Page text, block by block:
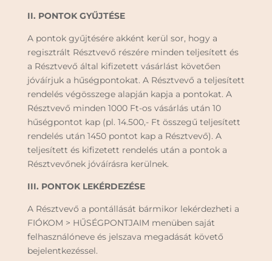
II. PONTOK GYŰJTÉSE
A pontok gyűjtésére akként kerül sor, hogy a
regisztrált Résztvevő részére minden teljesített és
a Résztvevő által kifizetett vásárlást követően
jóváírjuk a hűségpontokat. A Résztvevő a teljesített
rendelés végösszege alapján kapja a pontokat. A
Résztvevő minden 1000 Ft-os vásárlás után 10
hűségpontot kap (pl. 14.500,- Ft összegű teljesített
rendelés után 1450 pontot kap a Résztvevő). A
teljesített és kifizetett rendelés után a pontok a
Résztvevőnek jóváírásra kerülnek.
III. PONTOK LEKÉRDEZÉSE
A Résztvevő a pontállását bármikor lekérdezheti a
FIÓKOM > HŰSÉGPONTJAIM menüben saját
felhasználóneve és jelszava megadását követő
bejelentkezéssel.